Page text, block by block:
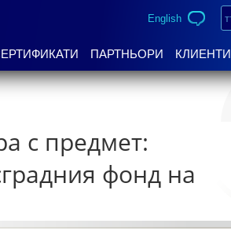
English
ПАРТНЬОРИ КЛИЕНТИ
с предмет:
фонд на